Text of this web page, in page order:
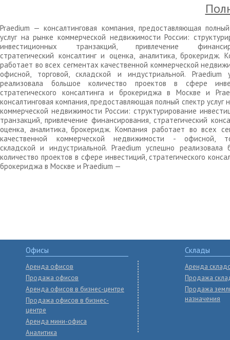
Praedium — консалтинговая компания, предоставляющая
услуг на рынке коммерческой недвижимости России:
инвестиционных транзакций, привлечение
стратегический консалтинг и оценка, аналитика, брокеридж.
работает во всех сегментах качественной коммерческой
офисной, торговой, складской и индустриальной. Praedium
реализовала большое количество проектов в сфере
стратегического консалтинга и брокериджа в Москве и
консалтинговая компания, предоставляющая полный спектр услуг
коммерческой недвижимости России: структурирование
транзакций, привлечение финансирования, стратегический
оценка, аналитика, брокеридж. Компания работает во всех
качественной коммерческой недвижимости - офисной,
складской и индустриальной. Praedium успешно реализовала
количество проектов в сфере инвестиций, стратегического
брокериджа в Москве и Praedium —
Офисы
Аренда офисов
Продажа офисов
Аренда офисов в бизнес-центре
Продажа офисов в бизнес-
центре
Аренда мини-офиса
Аналитика
Склады
Аренда
Продажа
Продажа
назначения